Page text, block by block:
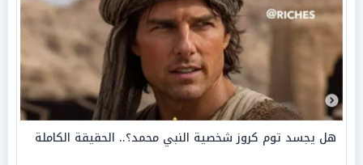
هل يجسد توم كروز شخصية النبي محمد؟.. الحقيقة الكاملة